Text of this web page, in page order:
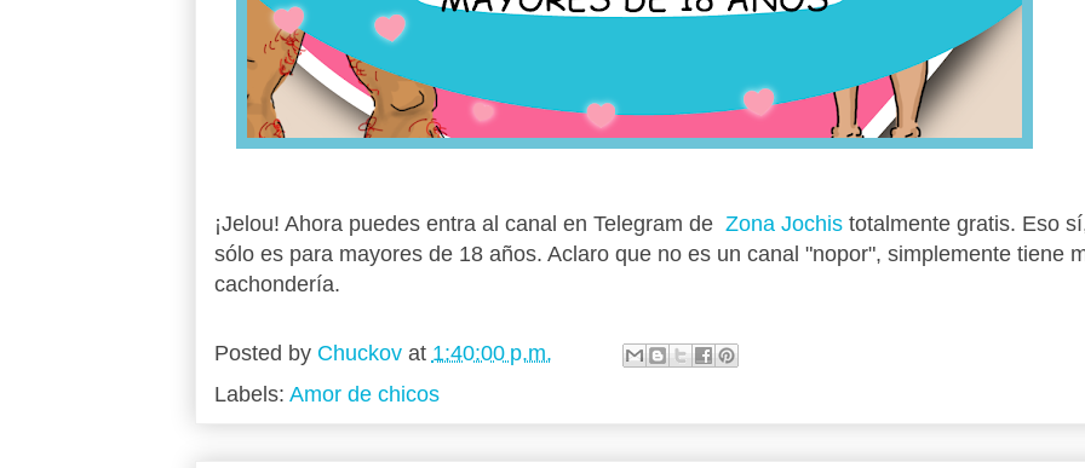
¡Jelou! Ahora puedes entra al canal en Telegram de Zona Jochistotalmente gratis. Eso
sólo es para mayores de 18 años. Aclaro que no es un canal "nopor", simplemente tiene
cachondería.
Posted by Chuckov at 1:40:00 p.m.
Labels: Amor de chicos